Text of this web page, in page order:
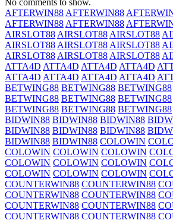
No comments to show.
AFTERWIN88 AFTERWIN88
AFTERWIN88 AFTERWIN88
AIRSLOT88 AIRSLOT88 AIRSLOT88
AIRSLOT88 AIRSLOT88 AIRSLOT88
AIRSLOT88 AIRSLOT88 AIRSLOT88
ATTA4D ATTA4D ATTA4D ATTA4D
ATTA4D ATTA4D ATTA4D ATTA4D
BETWING88 BETWING88 BETWING88
BETWING88 BETWING88 BETWING88
BETWING88 BETWING88 BETWING88
BIDWIN88 BIDWIN88 BIDWIN88
BIDWIN88 BIDWIN88 BIDWIN88
BIDWIN88 BIDWIN88 COLOWIN
COLOWIN COLOWIN COLOWIN
COLOWIN COLOWIN COLOWIN
COLOWIN COLOWIN COLOWIN
COUNTERWIN88 COUNTERWIN88
COUNTERWIN88 COUNTERWIN88
COUNTERWIN88 COUNTERWIN88
COUNTERWIN88 COUNTERWIN88